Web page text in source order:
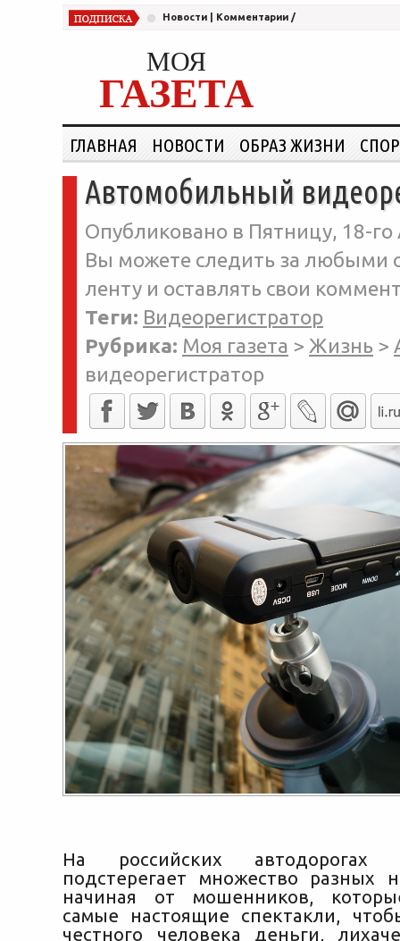
Новости Комментарии /
МОЯ
ГАЗЕТА
ГЛАВНАЯ НОВОСТИ ОБРАЗ ЖИЗНИ
Автомобильный
Опубликовано в Пятницу, 18-го
Вы можете следить за любыми
ленту и оставлять свои
Теги: Видеорегистратор
Рубрика: Моя газета > Жизнь >
видеорегистратор
На российских автодорогах
подстерегает множество разных
начиная от мошенников,
самые настоящие спектакли,
честного человека деньги,